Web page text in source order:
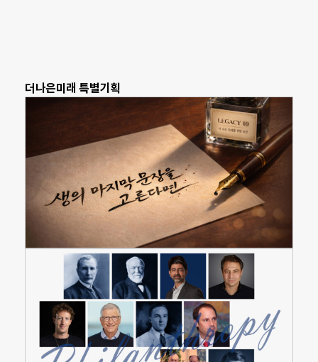
더나은미래 특별기획